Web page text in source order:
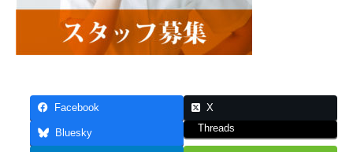
Facebook X
Bluesky Threads